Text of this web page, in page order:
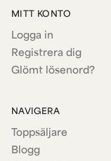
MITT KONTO
Logga in
Registrera dig
Glömt lösenord?
NAVIGERA
Toppsäljare
Blogg